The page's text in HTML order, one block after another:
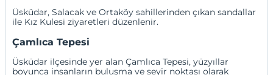
Üsküdar, Salacak ve Ortaköy sahillerinden çıkan sandallar
ile Kız Kulesi ziyaretleri düzenlenir.
Çamlıca Tepesi
Üsküdar ilçesinde yer alan Çamlıca Tepesi, yüzyıllar
boyunca insanların buluşma ve seyir noktası olarak